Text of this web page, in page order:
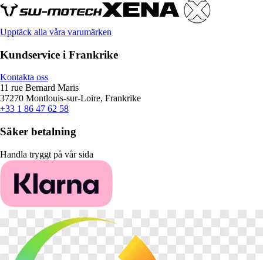
Upptäck alla våra varumärken
Kundservice i Frankrike
Kontakta oss
11 rue Bernard Maris
37270 Montlouis-sur-Loire, Frankrike
+33 1 86 47 62 58
Säker betalning
Handla tryggt på vår sida